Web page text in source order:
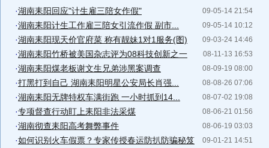
09-05-14 21:54
·湖南耒阳回应"计生雇三陪女作假"
09-05-14 10:12
·湖南耒阳计生工作雇三陪女引流作假 副市...
09-03-24 14:46
·湖南耒阳现天价官府菜 称有靓妹1对1服务(图)
08-11-13 16:53
·湖南耒阳竹桥被美国杂志评为08科技创新之一
08-09-19 08:00
·湖南耒阳煤老板谢文生兄弟涉黑案调查
08-08-26 07:06
·打黑打到自己 湖南耒阳明星公安局长肖强...
08-07-02 19:08
·湖南耒阳无牌特权车满街跑 一小时抓到14...
08-06-21 01:56
·专项督查行动盯上耒阳非法采煤
08-06-19 03:03
·湖南彻查耒阳高考舞弊事件
09-01-21 14:51
·如何识别火车假票？专家传授春运防扒防骗秘笈